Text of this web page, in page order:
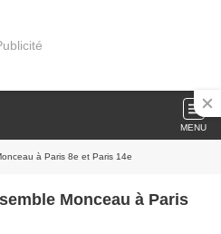
MENU
à Paris 8e et Paris 14e
Monceau à Paris